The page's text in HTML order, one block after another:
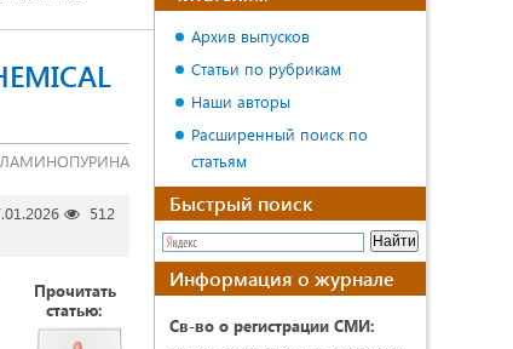
512
Прочитать
статью:
Архив выпусков
Статьи по рубрикам
Наши авторы
Расширенный поиск по
статьям
Быстрый поиск
Информация о журнале
Св-во о регистрации СМИ: